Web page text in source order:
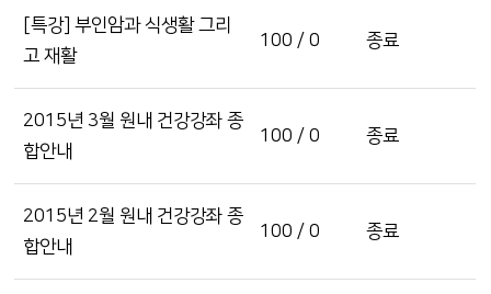
[특강] 부인암과 식생활 그리
고 재활
100 / 0 종료
2015년 3월 원내 건강강좌 종
합안내
100 / 0 종료
2015년 2월 원내 건강강좌 종
합안내
100 / 0 종료